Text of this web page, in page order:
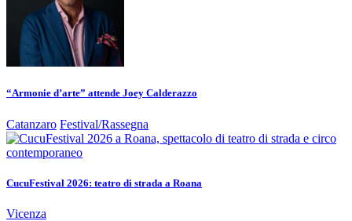
“Armonie d’arte” attende Joey Calderazzo
Catanzaro Festival/Rassegna
CucuFestival 2026: teatro di strada a Roana
Vicenza